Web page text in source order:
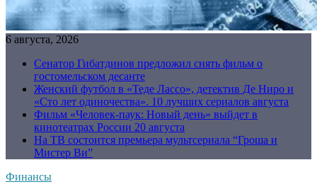
6 августа, 2026
Сенатор Гибатдинов предложил снять фильм о
гостомельском десанте
Женский футбол в «Теде Лассо», детектив Де Ниро и
«Сто лет одиночества». 10 лучших сериалов августа
Фильм «Человек-паук: Новый день» выйдет в
кинотеатрах России 20 августа
На ТВ состоится премьера мультсериала “Гроша и
Мистер Ви”
Финансы